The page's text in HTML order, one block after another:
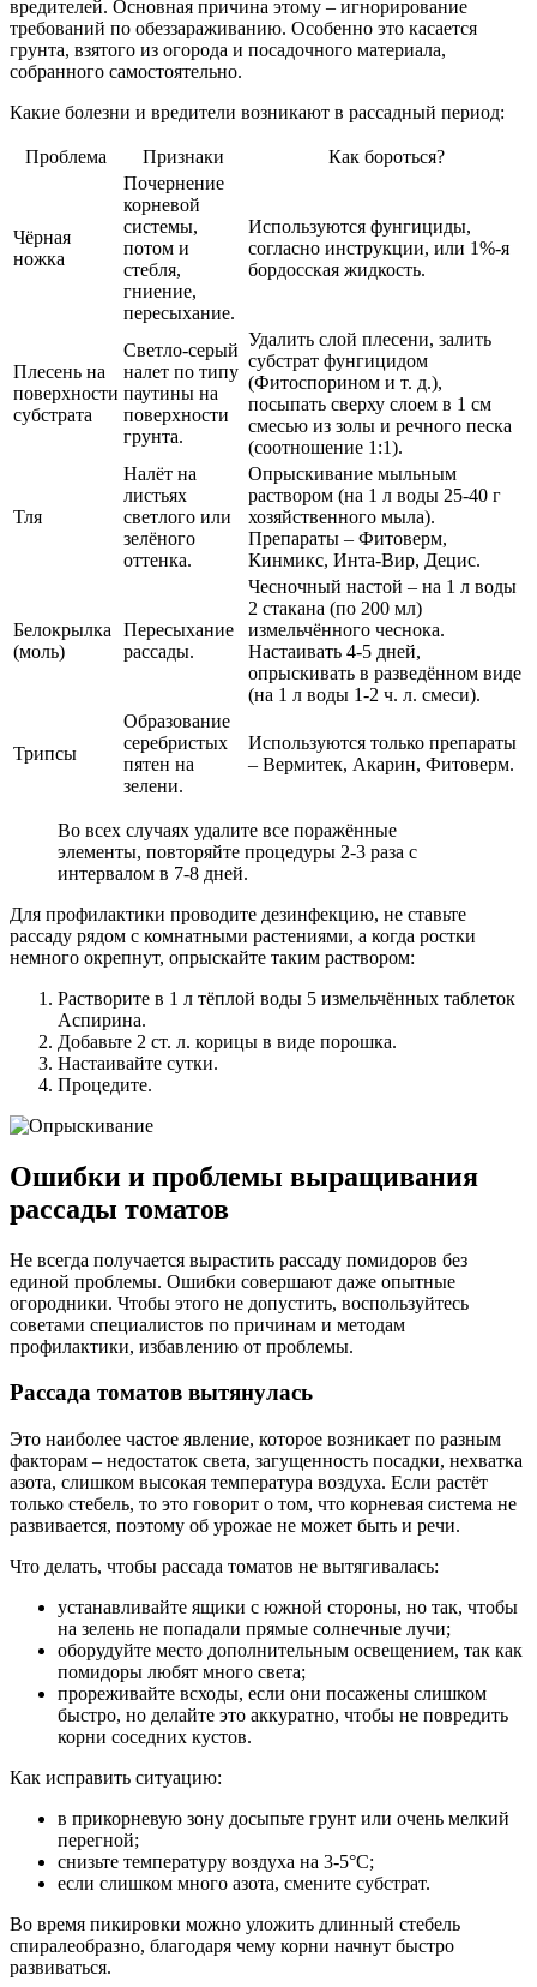
вредителей. Основная причина этому – игнорирование
требований по обеззараживанию. Особенно это касается
грунта, взятого из огорода и посадочного материала,
собранного самостоятельно.
Какие болезни и вредители возникают в рассадный период:
Проблема Признаки Как бороться?
Чёрная
ножка
Почернение
корневой
системы,
потом и
стебля,
гниение,
пересыхание.
Используются фунгициды,
согласно инструкции, или 1%-я
бордосская жидкость.
Плесень на
поверхности
субстрата
Светло-серый
налет по типу
паутины на
поверхности
грунта.
Удалить слой плесени, залить
субстрат фунгицидом
(Фитоспорином и т. д.),
посыпать сверху слоем в 1 см
смесью из золы и речного песка
(соотношение 1:1).
Тля
Налёт на
листьях
светлого или
зелёного
оттенка.
Опрыскивание мыльным
раствором (на 1 л воды 25-40 г
хозяйственного мыла).
Препараты – Фитоверм,
Кинмикс, Инта-Вир, Децис.
Белокрылка
(моль)
Пересыхание
рассады.
Чесночный настой – на 1 л воды
2 стакана (по 200 мл)
измельчённого чеснока.
Настаивать 4-5 дней,
опрыскивать в разведённом виде
(на 1 л воды 1-2 ч. л. смеси).
Трипсы
Образование
серебристых
пятен на
зелени.
Используются только препараты
– Вермитек, Акарин, Фитоверм.
Во всех случаях удалите все поражённые
элементы, повторяйте процедуры 2-3 раза с
интервалом в 7-8 дней.
Для профилактики проводите дезинфекцию, не ставьте
рассаду рядом с комнатными растениями, а когда ростки
немного окрепнут, опрыскайте таким раствором:
Растворите в 1 л тёплой воды 5 измельчённых таблеток
Аспирина.
Добавьте 2 ст. л. корицы в виде порошка.
Настаивайте сутки.
Процедите.
Ошибки и проблемы выращивания
рассады томатов
Не всегда получается вырастить рассаду помидоров без
единой проблемы. Ошибки совершают даже опытные
огородники. Чтобы этого не допустить, воспользуйтесь
советами специалистов по причинам и методам
профилактики, избавлению от проблемы.
Рассада томатов вытянулась
Это наиболее частое явление, которое возникает по разным
факторам – недостаток света, загущенность посадки, нехватка
азота, слишком высокая температура воздуха. Если растёт
только стебель, то это говорит о том, что корневая система не
развивается, поэтому об урожае не может быть и речи.
Что делать, чтобы рассада томатов не вытягивалась:
устанавливайте ящики с южной стороны, но так, чтобы
на зелень не попадали прямые солнечные лучи;
оборудуйте место дополнительным освещением, так как
помидоры любят много света;
прореживайте всходы, если они посажены слишком
быстро, но делайте это аккуратно, чтобы не повредить
корни соседних кустов.
Как исправить ситуацию:
в прикорневую зону досыпьте грунт или очень мелкий
перегной;
снизьте температуру воздуха на 3-5°C;
если слишком много азота, смените субстрат.
Во время пикировки можно уложить длинный стебель
спиралеобразно, благодаря чему корни начнут быстро
развиваться.